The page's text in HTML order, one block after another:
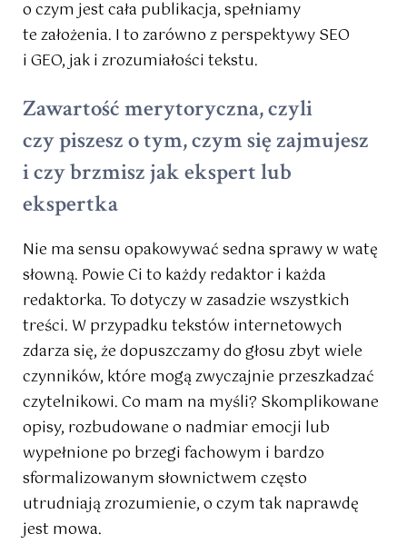
o czym jest cała publikacja, spełniamy
te założenia. I to zarówno z perspektywy SEO
i GEO, jak i zrozumiałości tekstu.
Zawartość merytoryczna, czyli
czy piszesz o tym, czym się zajmujesz
i czy brzmisz jak ekspert lub
ekspertka
Nie ma sensu opakowywać sedna sprawy w watę
słowną. Powie Ci to każdy redaktor i każda
redaktorka. To dotyczy w zasadzie wszystkich
treści. W przypadku tekstów internetowych
zdarza się, że dopuszczamy do głosu zbyt wiele
czynników, które mogą zwyczajnie przeszkadzać
czytelnikowi. Co mam na myśli? Skomplikowane
opisy, rozbudowane o nadmiar emocji lub
wypełnione po brzegi fachowym i bardzo
sformalizowanym słownictwem często
utrudniają zrozumienie, o czym tak naprawdę
jest mowa.